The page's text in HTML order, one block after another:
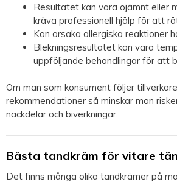
Resultatet kan vara ojämnt eller
kräva professionell hjälp för att
Kan orsaka allergiska reaktioner
Blekningsresultatet kan vara
uppföljande behandlingar för att
Om man som konsument följer
rekommendationer så minskar man
nackdelar och biverkningar.
Bästa tandkräm för vitare
Det finns många olika tandkrämer på